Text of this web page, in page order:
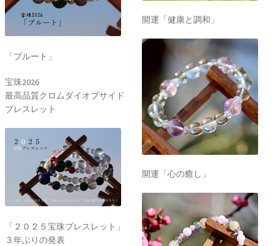
「プルート」
宝珠2026
最高品質クロムダイオプサイド
ブレスレット
「２０２５宝珠ブレスレット」
３年ぶりの発表
開運「健康と調和」
開運「心の癒し」